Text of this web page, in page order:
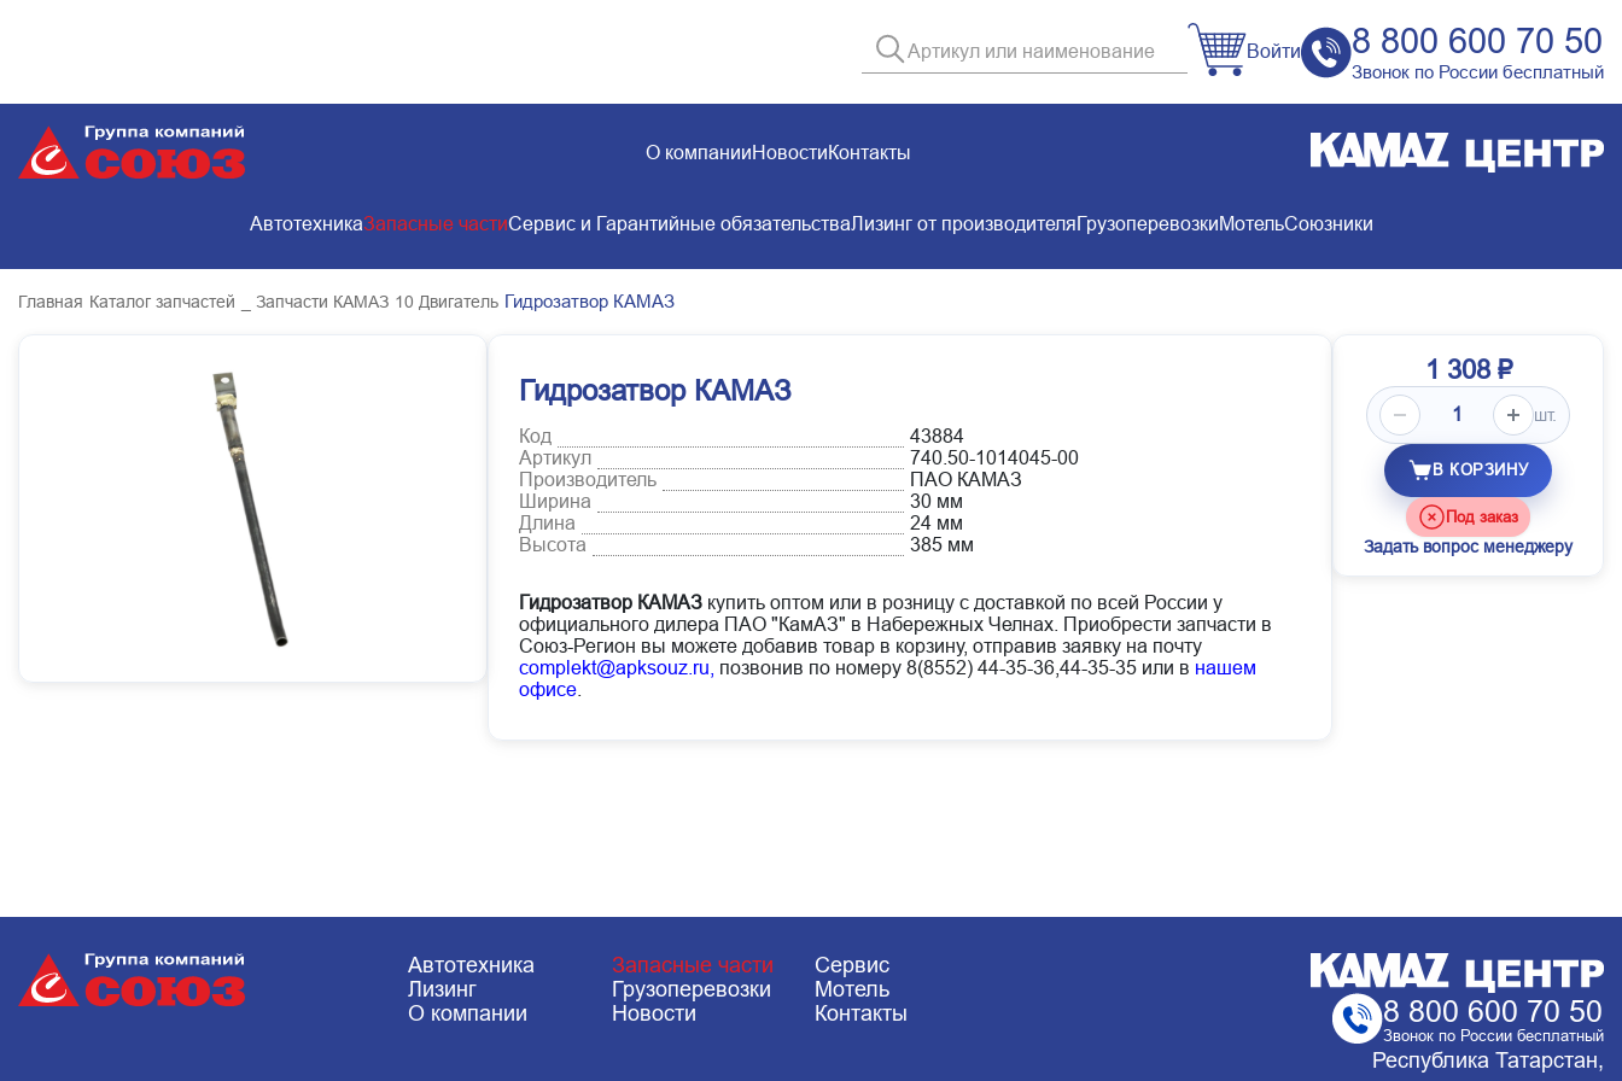
Войти 8 800 600 70 50
Звонок по России бесплатный
О компанииНовостиКонтакты
АвтотехникаЗапасные частиСервис и Гарантийные обязательстваЛизинг от производителяГрузоперевозкиМотельСоюзники
Главная Каталог запчастей _ Запчасти КАМАЗ 10 Двигатель Гидрозатвор КАМАЗ
Гидрозатвор КАМАЗ
Код
43884
Артикул
740.50-1014045-00
Производитель
ПАО КАМАЗ
Ширина
30 мм
Длина
24 мм
Высота
385 мм
Гидрозатвор КАМАЗ купить оптом или в розницу с доставкой по всей России у
официального дилера ПАО "КамАЗ" в Набережных Челнах. Приобрести запчасти в
Союз-Регион вы можете добавив товар в корзину, отправив заявку на почту
complekt@apksouz.ru, позвонив по номеру 8(8552) 44-35-36,44-35-35 или в нашем
офисе
1 308 ₽
шт.
В КОРЗИНУ
Под заказ
Задать вопрос менеджеру
Автотехника Запасные части
Сервис
Лизинг
Грузоперевозки
Мотель
О компании
Новости Контакты 8 800 600 70 50
Звонок по России бесплатный
Республика Татарстан,